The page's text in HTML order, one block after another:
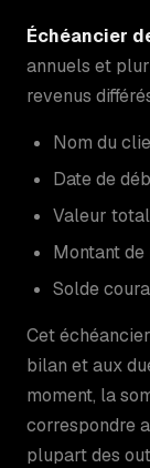
Échéancier
annuels et
revenus
Nom du
Date de
Valeur
Montant
Solde
Cet
bilan et aux
moment, la
correspondre
plupart des